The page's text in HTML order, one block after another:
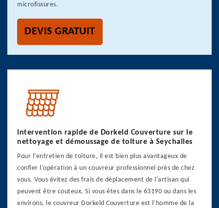
microfissures.
DEVIS GRATUIT
Intervention rapide de Dorkeld Couverture sur le
nettoyage et démoussage de toiture à Seychalles
Pour l’entretien de toiture, il est bien plus avantageux de
confier l’opération à un couvreur professionnel près de chez
vous. Vous évitez des frais de déplacement de l’artisan qui
peuvent être couteux. Si vous êtes dans le 63190 ou dans les
environs, le couvreur Dorkeld Couverture est l’homme de la